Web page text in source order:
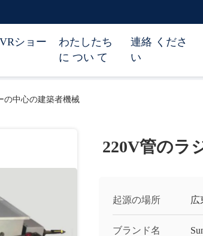
VRショー
わたしたち
に つい て
連絡 くださ
い
の中心の建築者機械
220V管のラ
起源の場所 広
ブランド名